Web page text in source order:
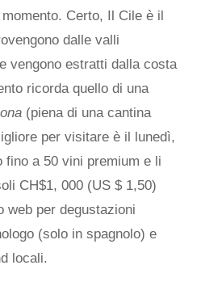
Certo, Il Cile è il
dalle valli
vengono estratti dalla costa
ricorda quello di una
(piena di una cantina
per visitare è il lunedì,
fino a 50 vini premium e li
CH$1, 000 (US $ 1,50)
web per degustazioni
(solo in spagnolo) e
locali.